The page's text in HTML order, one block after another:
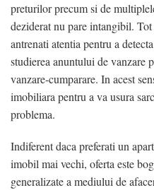
preturilor precum si de
deziderat nu pare intangibil.
antrenati atentia pentru a
studierea anuntului de vanzare
vanzare-cumparare. In acest
imobiliara pentru a va usura
problema.
Indiferent daca preferati un
imobil mai vechi, oferta este
generalizate a mediului de